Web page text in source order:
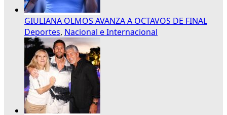
GIULIANA OLMOS AVANZA A OCTAVOS DE FINAL
Deportes, Nacional e Internacional